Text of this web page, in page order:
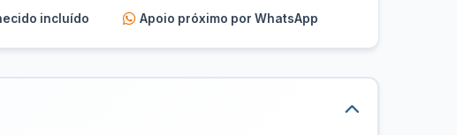
incluído Apoio próximo por WhatsApp